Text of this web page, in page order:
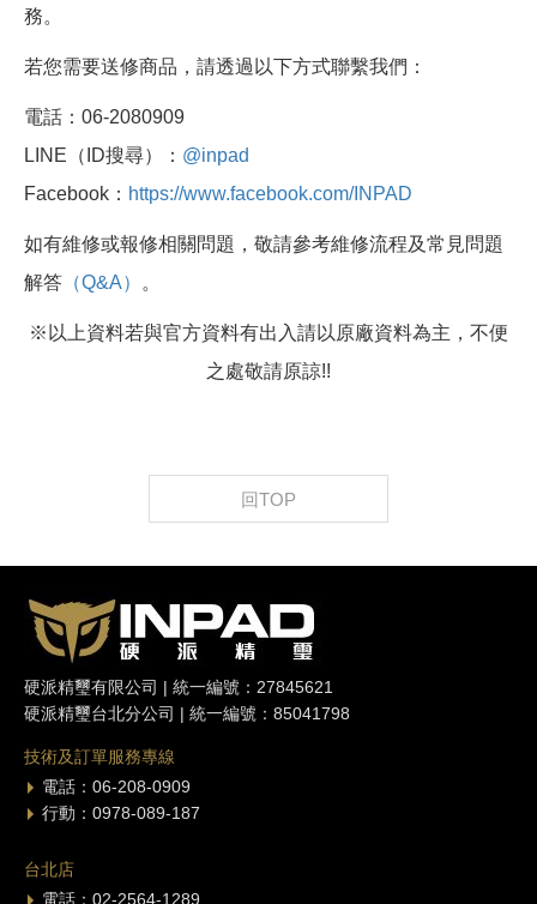
務。
若您需要送修商品，請透過以下方式聯繫我們：
電話：06-2080909
LINE（ID搜尋）： @inpad
Facebook： https://www.facebook.com/INPAD
如有維修或報修相關問題，敬請參考維修流程及常見問題
解答 （Q&A） 。
※以上資料若與官方資料有出入請以原廠資料為主，不便
之處敬請原諒!!
回TOP
硬派精璽有限公司 | 統一編號：27845621
硬派精璽台北分公司 | 統一編號：85041798
技術及訂單服務專線
電話：06-208-0909
行動：0978-089-187
台北店
電話：02-2564-1289